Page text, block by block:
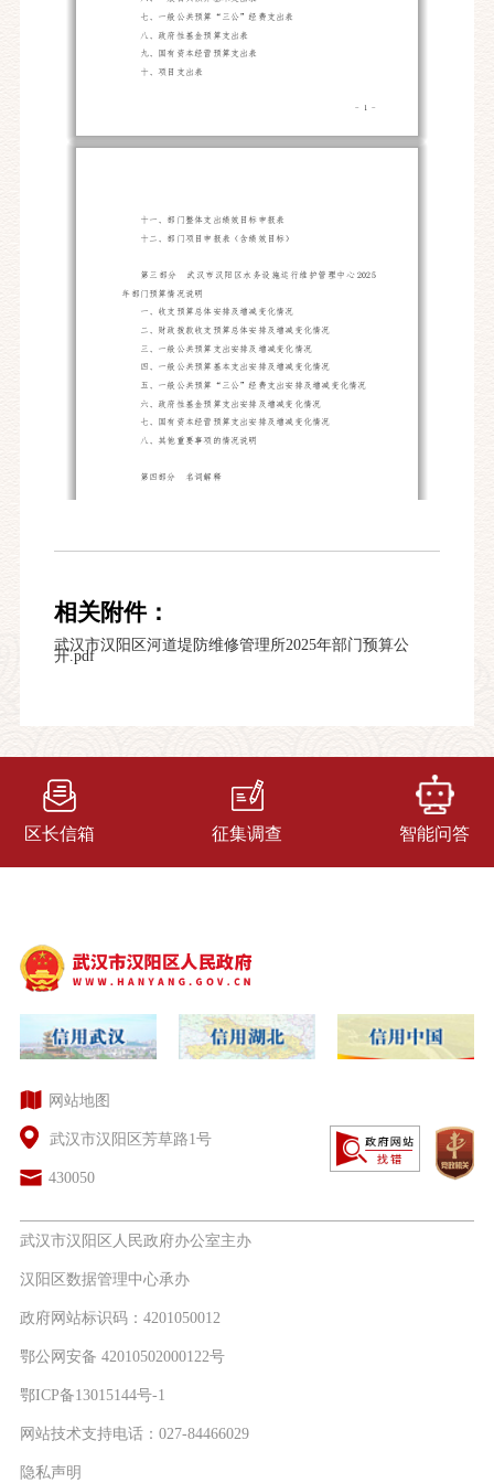
相关附件：
武汉市汉阳区河道堤防维修管理所2025年部门预算公
开.pdf
区长信箱 征集调查 智能问答
网站地图
武汉市汉阳区芳草路1号
430050
武汉市汉阳区人民政府办公室主办
汉阳区数据管理中心承办
政府网站标识码：4201050012
鄂公网安备 42010502000122号
鄂ICP备13015144号-1
网站技术支持电话：027-84466029
隐私声明